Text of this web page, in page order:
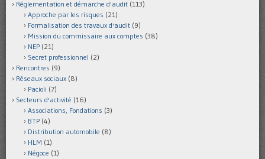
Réglementation et démarche d'audit (113)
Approche par les risques (21)
Formalisation des travaux d'audit (9)
Mission du commissaire aux comptes (38)
NEP (21)
Secret professionnel (2)
Rencontres (9)
Réseaux sociaux (8)
Pacioli (7)
Secteurs d'activité (16)
Associations, Fondations (3)
BTP (4)
Distribution automobile (8)
HLM (1)
Négoce (1)